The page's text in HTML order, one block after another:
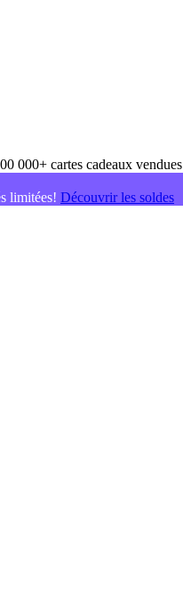
000+ cartes cadeaux vendues
limitées! Découvrir les soldes